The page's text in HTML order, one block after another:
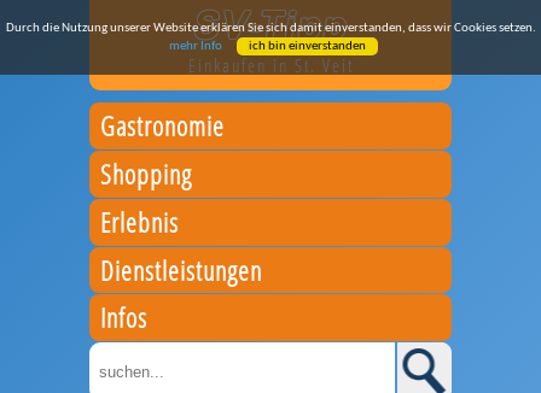
Durch die Nutzung unserer Website erklären Sie sich damit einverstanden, dass wir Cookies setzen.
mehr Info
ich bin einverstanden
Einkaufen in St. Veit
Gastronomie
Shopping
Erlebnis
Dienstleistungen
Infos